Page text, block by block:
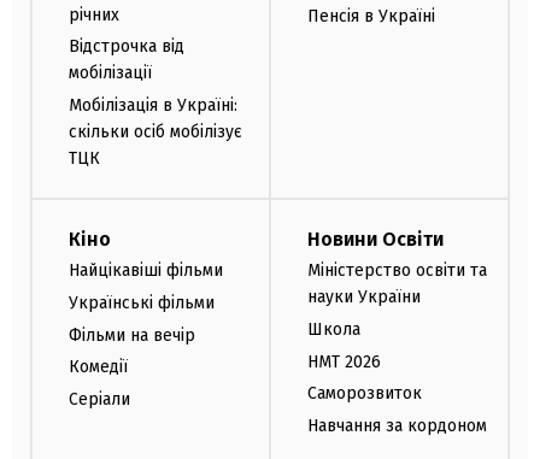
річних
Відстрочка від
мобілізації
Мобілізація в Україні:
скільки осіб мобілізує
ТЦК
Пенсія в Україні
Кіно
Найцікавіші фільми
Українські фільми
Фільми на вечір
Комедії
Серіали
Новини Освіти
Міністерство освіти та
науки України
Школа
НМТ 2026
Саморозвиток
Навчання за кордоном